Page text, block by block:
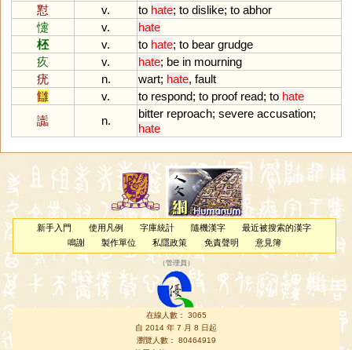
懟
v. to hate; to dislike; to abhor
懥
v.
hate
柸
v. to hate; to bear grudge
疚
v. hate; be in mourning
疣
n. wart; hate, fault
讎
v. to respond; to proof read; to hate
讟
n.
bitter reproach; severe accusation;
hate
新手入門 使用凡例 字庫統計 隨機漢字
最近被搜索的漢字
鳴謝
製作單位 私隱政策 免責聲明 意見簿
（管理員 ）
在線人數： 3065
自 2014 年 7 月 8 日起
瀏覽人數： 80464919